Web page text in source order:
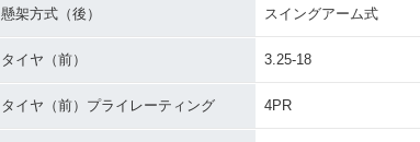
懸架方式（後） スイングアーム式
タイヤ（前） 3.25-18
タイヤ（前）プライレーティング 4PR